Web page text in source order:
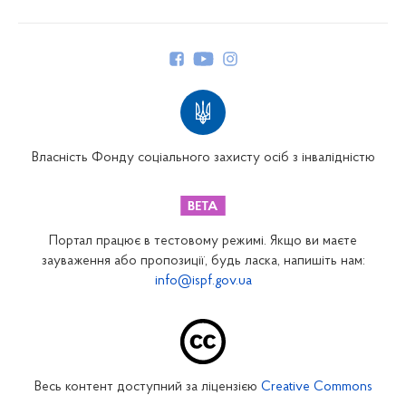
Закарпатське відділення
Запорізьке відділення
Власність Фонду соціального захисту осіб з інвалідністю
Портал працює в тестовому режимі. Якщо ви маєте
зауваження або пропозиції, будь ласка, напишіть нам:
info@ispf.gov.ua
Весь контент доступний за ліцензією Creative Commons